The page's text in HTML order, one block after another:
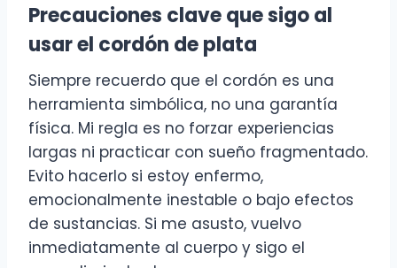
Precauciones clave que sigo al
usar el cordón de plata
Siempre recuerdo que el cordón es una
herramienta simbólica, no una garantía
física. Mi regla es no forzar experiencias
largas ni practicar con sueño fragmentado.
Evito hacerlo si estoy enfermo,
emocionalmente inestable o bajo efectos
de sustancias. Si me asusto, vuelvo
inmediatamente al cuerpo y sigo el